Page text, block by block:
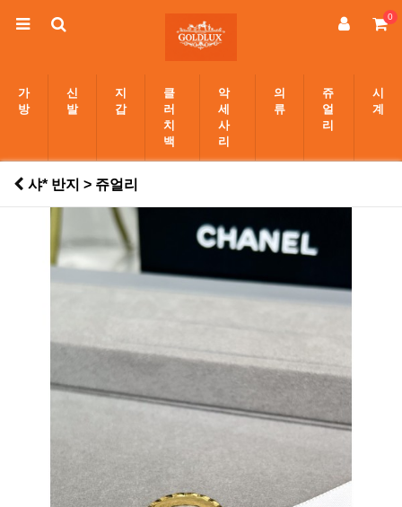
0
가
방
신
발
지
갑
클
러
치
백
악
세
사
리
의
류
쥬
얼
리
시
계
샤* 반지 > 쥬얼리